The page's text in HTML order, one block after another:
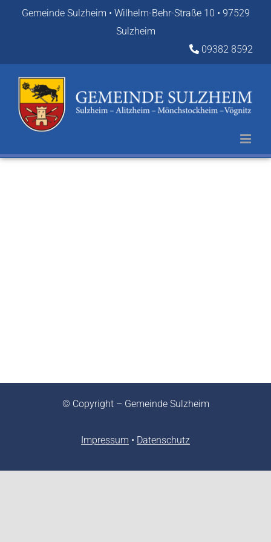
Gemeinde Sulzheim • Wilhelm-Behr-Straße 10 • 97529
Sulzheim
09382 8592
© Copyright – Gemeinde Sulzheim
Impressum • Datenschutz